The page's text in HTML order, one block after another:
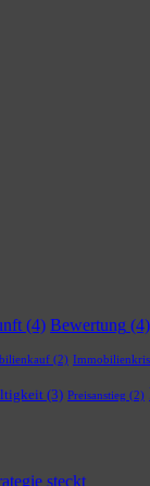
(4) Bewertung (4)
(2)
(3) Preisanstieg (2)
steckt